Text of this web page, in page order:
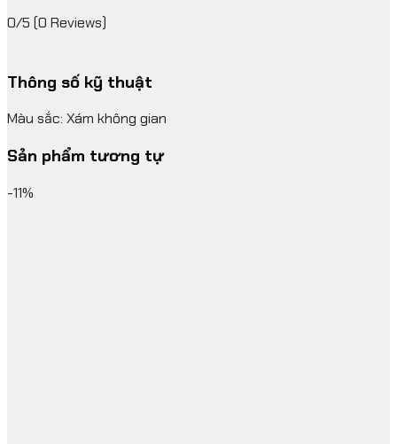
0/5 (0 Reviews)
Thông số kỹ thuật
Màu sắc: Xám không gian
Sản phẩm tương tự
-11%